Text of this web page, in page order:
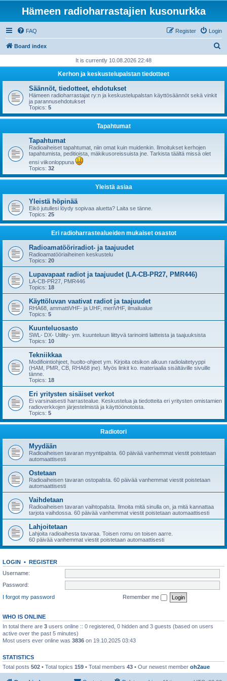
Hämeen radioharrastajien kusonurkka
FAQ Login
Register
Board index
r
It is currently 10.08.2026 22:48
Kerhon ja keskustelupalstan tiedotteet
Säännöt, tiedotteet, ehdotukset
Hämeen radioharrastajat ry:n ja keskustelupalstan käyttösäännöt sekä vinkit
ja parannusehdotukset
Topics: 5
Tapahtumat
Tapahtumat
Radioaiheiset tapahtumat, niin omat kuin muidenkin. Ilmoitukset kerhojen
tapahtumista, peditioista, mäkikusoreissuista jne. Tarkista täältä missä olet
ensi viikonloppuna
Topics: 32
Yleistä asiaa
Yleistä höpinää
Eikö jutullesi löydy sopivaa aluetta? Laita se tänne.
Topics: 25
Eri radioharrastealueiden mukaiset osastot
Radioamatööriradiot- ja taajuudet
Radioamatööriaiheinen keskustelu
Topics: 20
Lupavapaat radiot ja taajuudet (LA-CB-PR27, PMR446)
LA-CB-PR27, PMR446
Topics: 18
Käyttöluvan vaativat radiot ja taajuudet
RHA68, ammattiVHF- ja UHF, meriVHF, ilmailualue
Topics: 5
Kuunteluosasto
SWL- DX- Utility- ym. kuunteluun liittyvä tarinointi laitteista ja taajuuksista
Topics: 10
Tekniikkaa
Modifiointiohjeet, huolto-ohjeet ym. Kirjoita otsikon alkuun radiolaitetyyppi
(HAM, PMR, CB, RHA68 jne). Myös linkit ko. materiaalia sisältäville sivuille
tänne.
Topics: 18
Eri yritysten sisäiset verkot
Ei varsinaisesti harrastealue. Keskustelua ja tiedotteita eri yritysten omistamien
radioverkkojen järjestelmistä ja käyttöönotoista.
Topics: 5
Radiotori
Myydään
Radioaiheisen tavaran myyntipalsta. 60 päivää vanhemmat viestit poistetaan
automaattisesti
Ostetaan
Radioaiheisen tavaran ostopalsta. 60 päivää vanhemmat viestit poistetaan
automaattisesti
Vaihdetaan
Radioaiheisen tavaran vaihtopalsta. Ilmoita mitä sinulla on, ja mitä kannattaa
tarjota vaihdossa. 60 päivää vanhemmat viestit poistetaan automaattisesti
Lahjoitetaan
Lahjoita radioaihesta tavaraa. Toisen romu on toisen aarre.
60 päivää vanhemmat viestit poistetaan automaattisesti
LOGIN • REGISTER
Username:
Password:
I forgot my password
Remember me
WHO IS ONLINE
In total there are 3 users online :: 0 registered, 0 hidden and 3 guests (based on users
active over the past 5 minutes)
Most users ever online was 3836 on 19.10.2025 03:43
STATISTICS
Total posts 502 • Total topics 159 • Total members 43 • Our newest member oh2aue